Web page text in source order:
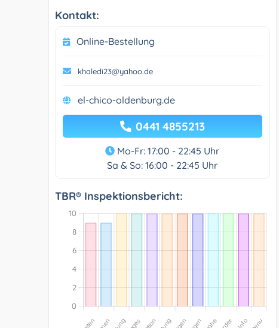
Kontakt:
Online-Bestellung
khaledi23@yahoo.de
el-chico-oldenburg.de
0441 4855213
Mo-Fr: 17:00 - 22:45 Uhr
Sa & So: 16:00 - 22:45 Uhr
TBR® Inspektionsbericht: